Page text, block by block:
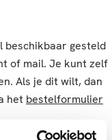
beschikbaar gesteld
of mail. Je kunt zelf
Als je dit wilt, dan
het bestelformulier